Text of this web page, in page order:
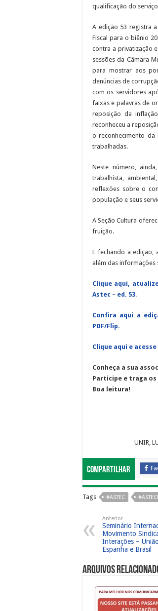
qualificação do
A edição 53 registra
Fiscal para o biênio
contra a privatização
sessões da Câmara
para mostrar aos
denúncias de
com os servidores
faixas e palavras de
reposição da
reconheceu a
o reconhecimento da
trabalhadas.
Neste número,
trabalhista,
reflexões sobre o
população e seus
A Seção Cultura
fruição.
E fechando a edição,
além das informações
Clique aqui,
Astec – ed. 53.
Confira aqui a
PDF/Flip.
Clique aqui e
Conheça a sua
Participe e traga os
Boa leitura!
UNIR,
Compartilhar
Tags #ASTEC
Anterior
Seminário
Movimento
Interações –
Espanha e Brasil
Arquivos